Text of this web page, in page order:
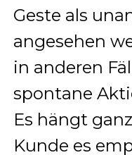
Geste als
angesehen
in anderen
spontane
Es hängt
Kunde es